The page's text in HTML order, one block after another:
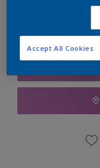
Accept All Cookies